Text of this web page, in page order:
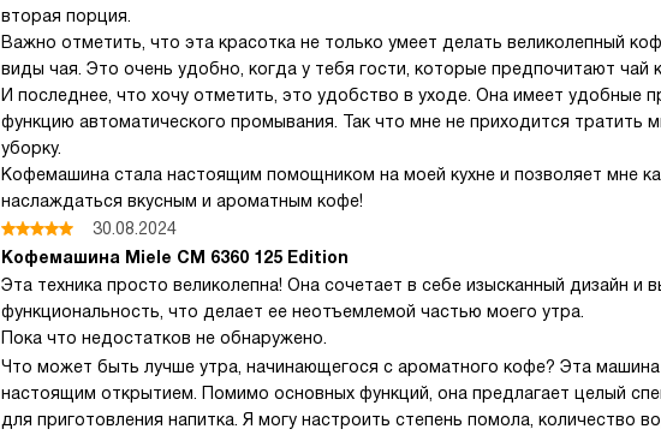
вторая порция.
Важно отметить, что эта красотка не только умеет делать великолепный
виды чая. Это очень удобно, когда у тебя гости, которые предпочитают чай
И последнее, что хочу отметить, это удобство в уходе. Она имеет удобные
функцию автоматического промывания. Так что мне не приходится тратить
уборку.
Кофемашина стала настоящим помощником на моей кухне и позволяет мне
наслаждаться вкусным и ароматным кофе!
30.08.2024
Кофемашина Miele CM 6360 125 Edition
Эта техника просто великолепна! Она сочетает в себе изысканный дизайн и
функциональность, что делает ее неотъемлемой частью моего утра.
Пока что недостатков не обнаружено.
Что может быть лучше утра, начинающегося с ароматного кофе? Эта
настоящим открытием. Помимо основных функций, она предлагает целый
для приготовления напитка. Я могу настроить степень помола, количество